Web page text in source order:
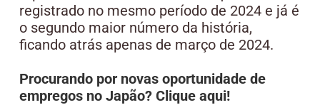
registrado no mesmo período de 2024 e já é
o segundo maior número da história,
ficando atrás apenas de março de 2024.
Procurando por novas oportunidade de
empregos no Japão? Clique aqui!